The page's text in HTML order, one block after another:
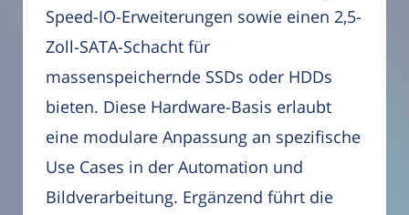
Speed-IO-Erweiterungen sowie einen 2,5-
Zoll-SATA-Schacht für
massenspeichernde SSDs oder HDDs
bieten. Diese Hardware-Basis erlaubt
eine modulare Anpassung an spezifische
Use Cases in der Automation und
Bildverarbeitung. Ergänzend führt die